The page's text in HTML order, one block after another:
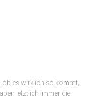
es wirklich so kommt,
letztlich immer die